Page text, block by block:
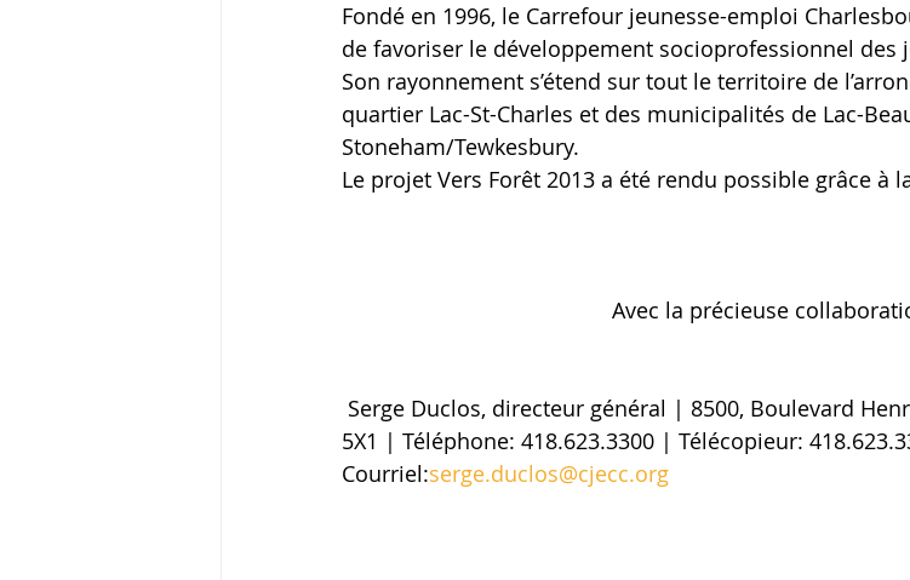
Fondé en 1996, le Carrefour jeunesse-emploi
de favoriser le développement socioprofessionnel des
Son rayonnement s’étend sur tout le territoire de
quartier Lac-St-Charles et des municipalités de Lac-
Stoneham/Tewkesbury.
Le projet Vers Forêt 2013 a été rendu possible grâce à
Avec la précieuse
5X1 | Téléphone: 418.623.3300 | Télécopieur:
Courriel:serge.duclos@cjecc.org